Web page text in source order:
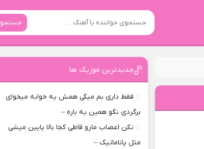
جستجو
جدیدترین موزیک ها
فقط داری بم میگی همش یه خوابه میخوای
برگردی نگو همین یه باره –
نکن اعصاب مارو قاطی کجا بالا پایین میشی
مثل پاناماتیک –